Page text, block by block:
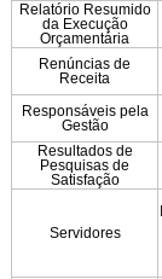
Relatório Resumido
da Execução
Orçamentária
Renúncias de
Receita
Responsáveis pela
Gestão
Resultados de
Pesquisas de
Satisfação
Servidores